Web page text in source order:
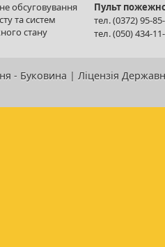
обсуговування
та систем
стану
Пульт
тел. (0372) 95-
тел. (050) 434-
- Буковина | Ліцензія